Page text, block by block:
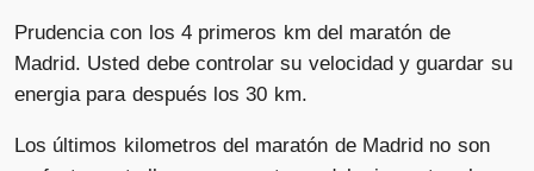
Prudencia con los 4 primeros km del maratón de
Madrid. Usted debe controlar su velocidad y guardar su
energia para después los 30 km.
Los últimos kilometros del maratón de Madrid no son